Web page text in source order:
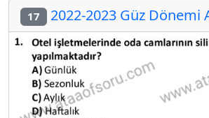
17 2022-2023 Güz Dönemi